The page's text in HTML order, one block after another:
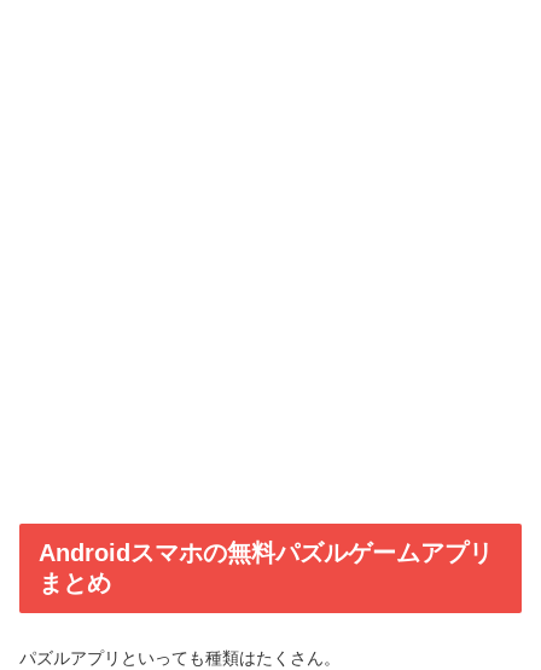
Androidスマホの無料パズルゲームアプリ
まとめ
パズルアプリといっても種類はたくさん。